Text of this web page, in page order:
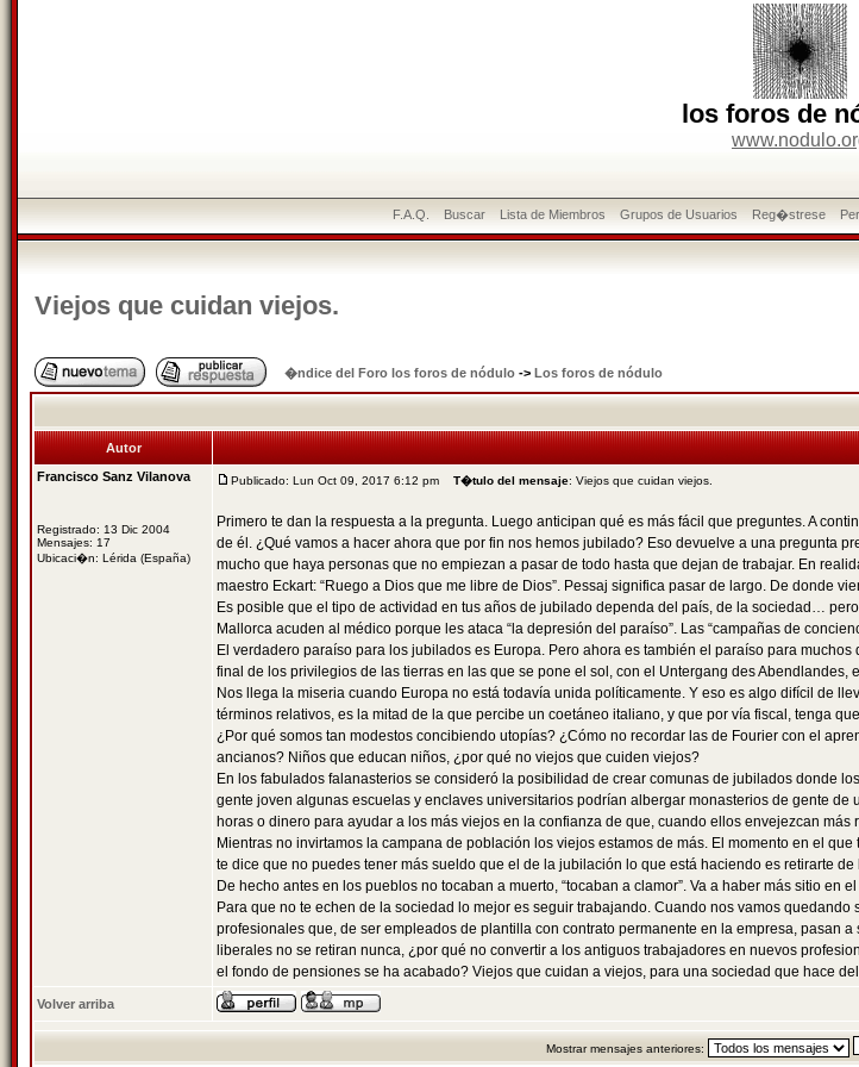
los foros de
F.A.Q. Buscar Lista de Miembros Grupos de Usuarios Reg�strese
Viejos que cuidan viejos.
�ndice del Foro los foros de nódulo -> Los foros de nódulo
Autor
Francisco Sanz Vilanova
Registrado: 13 Dic 2004
Mensajes: 17
Ubicaci�n: Lérida (España)
Publicado: Lun Oct 09, 2017 6:12 pm T�tulo del mensaje: Viejos que cuidan viejos.
Primero te dan la respuesta a la pregunta. Luego anticipan qué es más fácil que preguntes. A
de él. ¿Qué vamos a hacer ahora que por fin nos hemos jubilado? Eso devuelve a una pregunta
mucho que haya personas que no empiezan a pasar de todo hasta que dejan de trabajar. En
maestro Eckart: “Ruego a Dios que me libre de Dios”. Pessaj significa pasar de largo. De donde
Es posible que el tipo de actividad en tus años de jubilado dependa del país, de la sociedad…
Mallorca acuden al médico porque les ataca “la depresión del paraíso”. Las “campañas de
El verdadero paraíso para los jubilados es Europa. Pero ahora es también el paraíso para
final de los privilegios de las tierras en las que se pone el sol, con el Untergang des
Nos llega la miseria cuando Europa no está todavía unida políticamente. Y eso es algo difícil de
términos relativos, es la mitad de la que percibe un coetáneo italiano, y que por vía fiscal, tenga
¿Por qué somos tan modestos concibiendo utopías? ¿Cómo no recordar las de Fourier con el
ancianos? Niños que educan niños, ¿por qué no viejos que cuiden viejos?
En los fabulados falanasterios se consideró la posibilidad de crear comunas de jubilados donde
gente joven algunas escuelas y enclaves universitarios podrían albergar monasterios de gente
horas o dinero para ayudar a los más viejos en la confianza de que, cuando ellos envejezcan más
Mientras no invirtamos la campana de población los viejos estamos de más. El momento en el
te dice que no puedes tener más sueldo que el de la jubilación lo que está haciendo es retirarte
De hecho antes en los pueblos no tocaban a muerto, “tocaban a clamor”. Va a haber más sitio en
Para que no te echen de la sociedad lo mejor es seguir trabajando. Cuando nos vamos
profesionales que, de ser empleados de plantilla con contrato permanente en la empresa, pasan
liberales no se retiran nunca, ¿por qué no convertir a los antiguos trabajadores en nuevos
el fondo de pensiones se ha acabado? Viejos que cuidan a viejos, para una sociedad que hace
Volver arriba
Mostrar mensajes anteriores: